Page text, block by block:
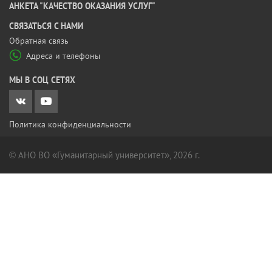
АНКЕТА "КАЧЕСТВО ОКАЗАНИЯ УСЛУГ"
CВЯЗАТЬСЯ С НАМИ
Обратная связь
Адреса и телефоны
МЫ В СОЦ СЕТЯХ
Политика конфиденциальности
© АНО ВО «Гуманитарный университет», 2026 г.